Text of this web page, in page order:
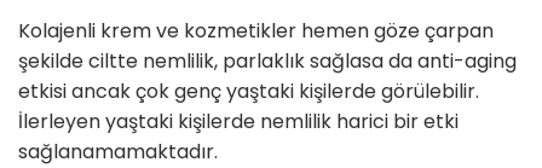
Kolajenli krem ve kozmetikler hemen göze çarpan
şekilde ciltte nemlilik, parlaklık sağlasa da anti-aging
etkisi ancak çok genç yaştaki kişilerde görülebilir.
İlerleyen yaştaki kişilerde nemlilik harici bir etki
sağlanamamaktadır.